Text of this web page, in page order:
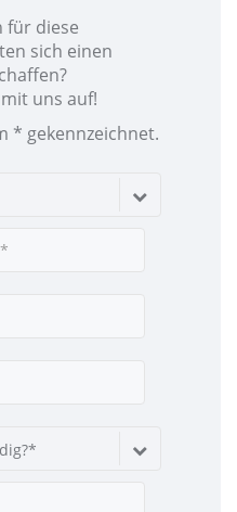
für diese
sich einen
uns auf!
* gekennzeichnet.